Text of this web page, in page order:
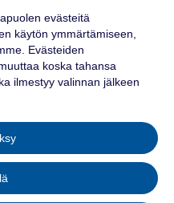
Suomalainen Energiaosuuskunta.
Kaikki oikeudet pidätetään.
evästeitä
käytön ymmärtämiseen,
Evästeiden
koska tahansa
ilmestyy valinnan jälkeen